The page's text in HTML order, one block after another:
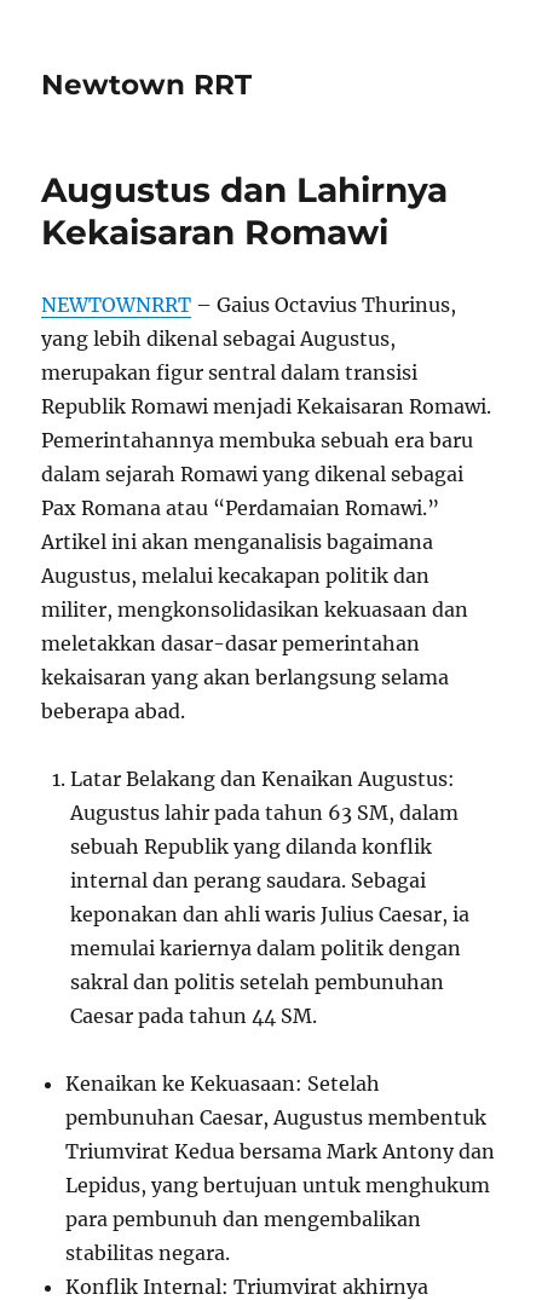
Newtown RRT
Augustus dan Lahirnya
Kekaisaran Romawi
NEWTOWNRRT – Gaius Octavius Thurinus,
yang lebih dikenal sebagai Augustus,
merupakan figur sentral dalam transisi
Republik Romawi menjadi Kekaisaran Romawi.
Pemerintahannya membuka sebuah era baru
dalam sejarah Romawi yang dikenal sebagai
Pax Romana atau “Perdamaian Romawi.”
Artikel ini akan menganalisis bagaimana
Augustus, melalui kecakapan politik dan
militer, mengkonsolidasikan kekuasaan dan
meletakkan dasar-dasar pemerintahan
kekaisaran yang akan berlangsung selama
beberapa abad.
Latar Belakang dan Kenaikan Augustus:
Augustus lahir pada tahun 63 SM, dalam
sebuah Republik yang dilanda konflik
internal dan perang saudara. Sebagai
keponakan dan ahli waris Julius Caesar, ia
memulai kariernya dalam politik dengan
sakral dan politis setelah pembunuhan
Caesar pada tahun 44 SM.
Kenaikan ke Kekuasaan: Setelah
pembunuhan Caesar, Augustus membentuk
Triumvirat Kedua bersama Mark Antony dan
Lepidus, yang bertujuan untuk menghukum
para pembunuh dan mengembalikan
stabilitas negara.
Konflik Internal: Triumvirat akhirnya